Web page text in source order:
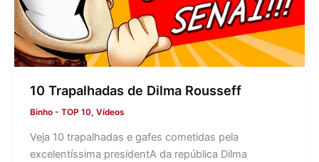
10 Trapalhadas de Dilma Rousseff
Binho - TOP 10, Vídeos
Veja 10 trapalhadas e gafes cometidas pela
excelentíssima presidentA da república Dilma